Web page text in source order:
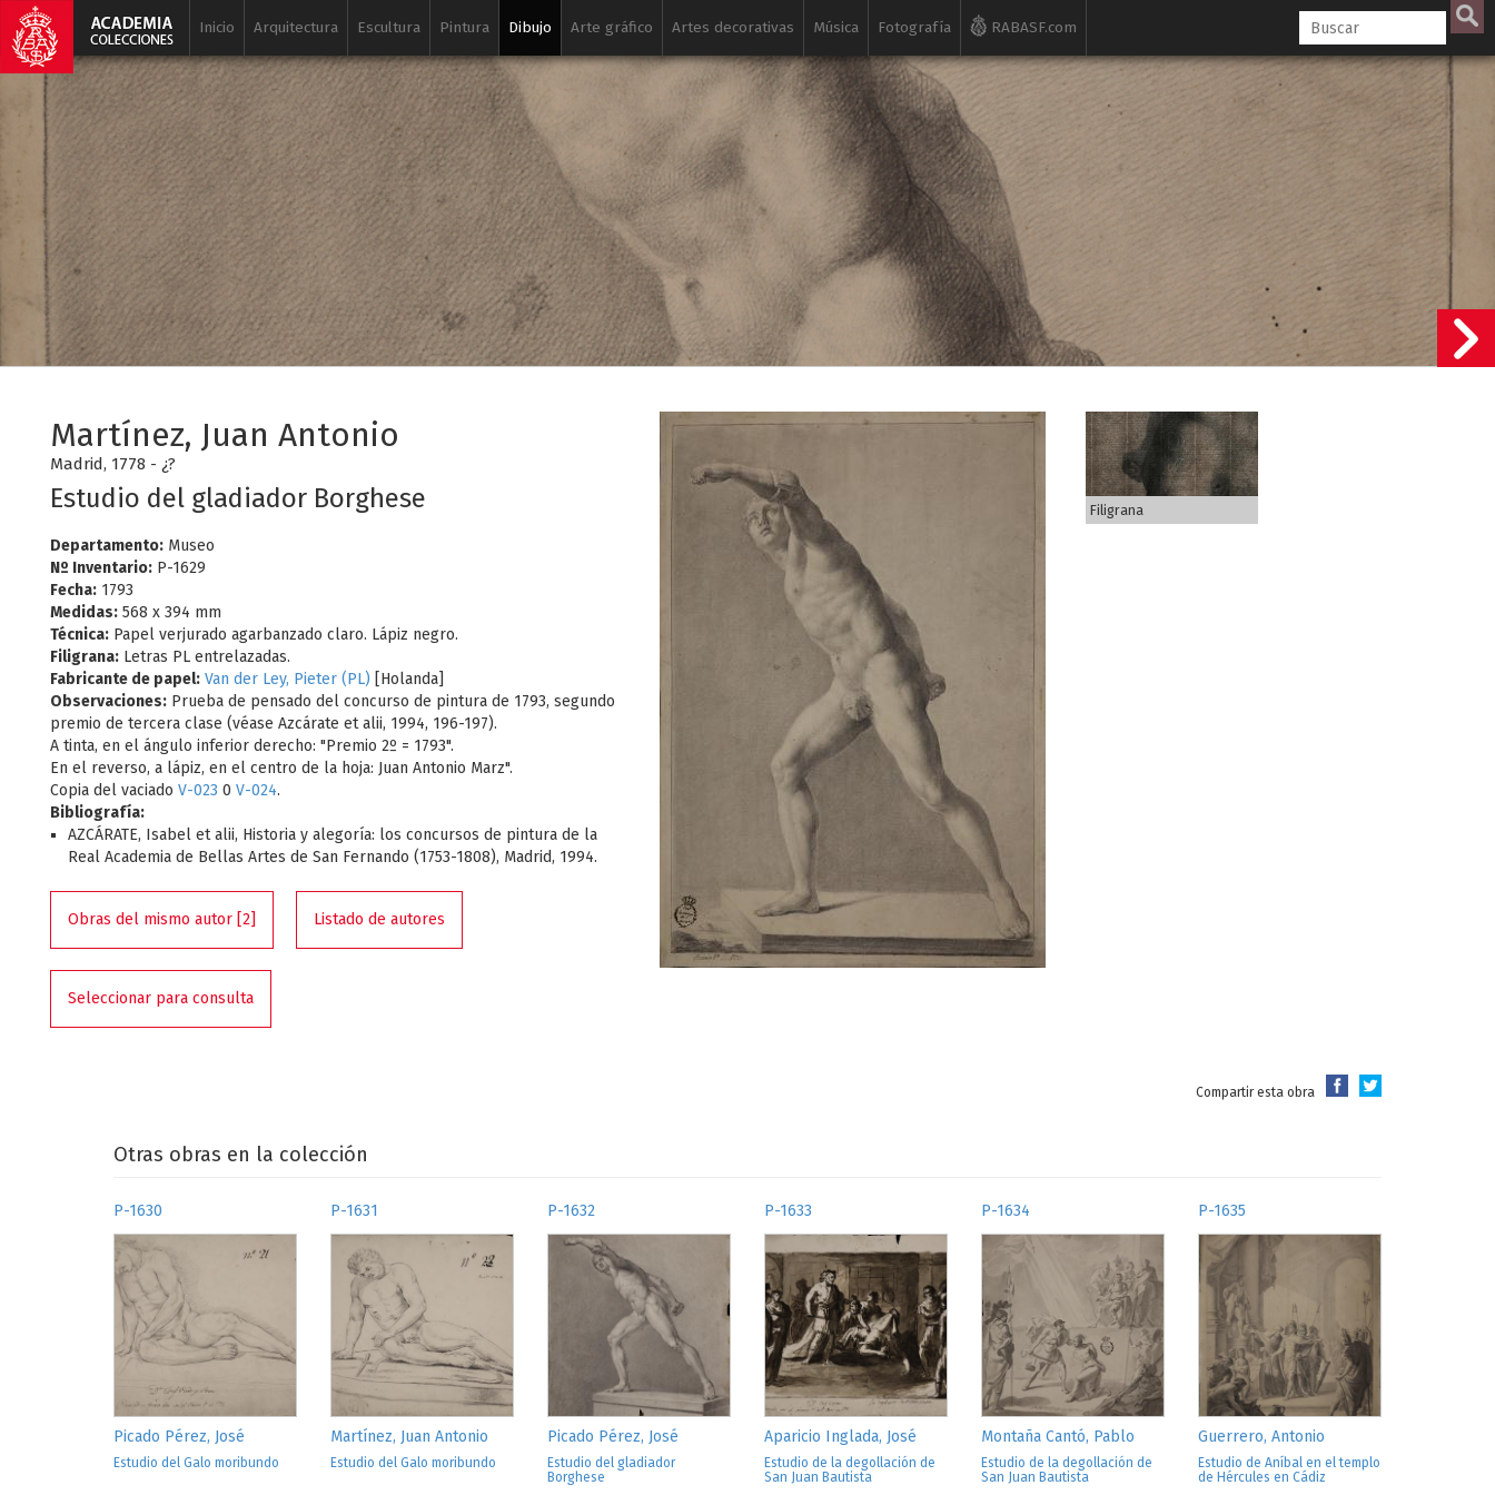
Inicio Arquitectura Escultura Pintura Dibujo Arte gráfico Artes decorativas Música Fotografía RABASF.com
Martínez, Juan Antonio
Madrid, 1778 - ¿?
Estudio del gladiador Borghese
Departamento: Museo
Nº Inventario: P-1629
Fecha: 1793
Medidas: 568 x 394 mm
Técnica: Papel verjurado agarbanzado claro. Lápiz negro.
Filigrana: Letras PL entrelazadas.
Fabricante de papel: Van der Ley, Pieter (PL) [Holanda]
Observaciones: Prueba de pensado del concurso de pintura de 1793, segundo
premio de tercera clase (véase Azcárate et alii, 1994, 196-197).
A tinta, en el ángulo inferior derecho: "Premio 2º = 1793".
En el reverso, a lápiz, en el centro de la hoja: Juan Antonio Marz".
Copia del vaciado V-023 0 V-024.
Bibliografía:
AZCÁRATE, Isabel et alii, Historia y alegoría: los concursos de pintura de la
Real Academia de Bellas Artes de San Fernando (1753-1808), Madrid, 1994.
Obras del mismo autor [2] Listado de autores
Seleccionar para consulta
Filigrana
Compartir esta obra
Otras obras en la colección
P-1630
Picado Pérez, José
Estudio del Galo moribundo
P-1631
Martínez, Juan Antonio
Estudio del Galo moribundo
P-1632
Picado Pérez, José
Estudio del gladiador
Borghese
P-1633
Aparicio Inglada, José
Estudio de la degollación de
San Juan Bautista
P-1634
Montaña Cantó, Pablo
Estudio de la degollación de
San Juan Bautista
P-1635
Guerrero, Antonio
Estudio de Aníbal en el templo
de Hércules en Cádiz